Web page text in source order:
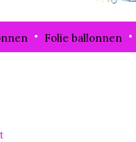
Folie ballonnen